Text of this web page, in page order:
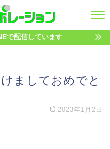
で配信しています
ましておめでと
2023年1月2日